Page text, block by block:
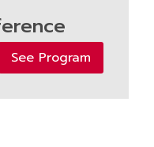
See Program